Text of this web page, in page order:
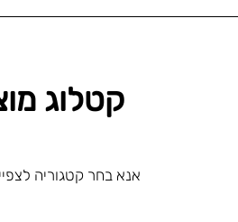
קטלוג
אנא בחר קטגוריה